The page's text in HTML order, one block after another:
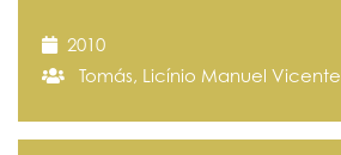
2010
Tomás, Licínio Manuel Vicente